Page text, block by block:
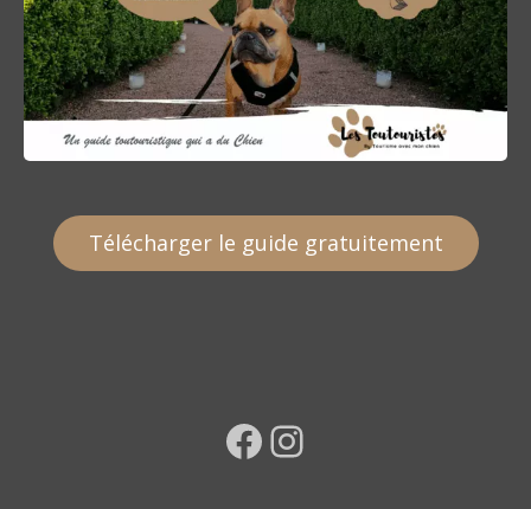
Télécharger le guide gratuitement
Facebook Instagram